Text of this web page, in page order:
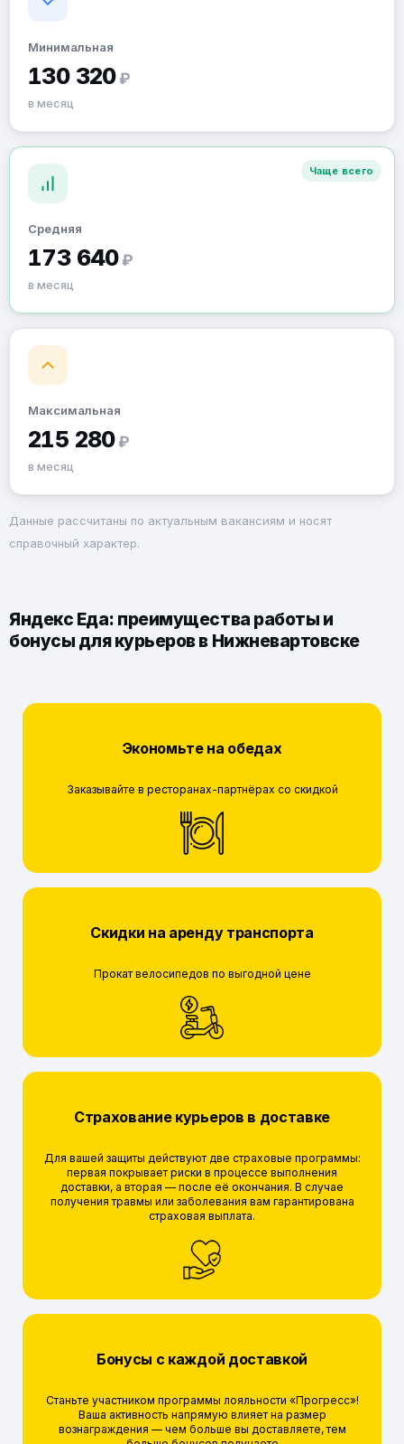
Минимальная
130 320 ₽
в месяц
Чаще всего
Средняя
173 640 ₽
в месяц
Максимальная
215 280 ₽
в месяц
Данные рассчитаны по актуальным вакансиям и носят
справочный характер.
Яндекс Еда: преимущества работы и
бонусы для курьеров в Нижневартовске
Экономьте на обедах
Заказывайте в ресторанах-партнёрах со скидкой
Скидки на аренду транспорта
Прокат велосипедов по выгодной цене
Страхование курьеров в доставке
Для вашей защиты действуют две страховые программы:
первая покрывает риски в процессе выполнения
доставки, а вторая — после её окончания. В случае
получения травмы или заболевания вам гарантирована
страховая выплата.
Бонусы с каждой доставкой
Станьте участником программы лояльности «Прогресс»!
Ваша активность напрямую влияет на размер
вознаграждения — чем больше вы доставляете, тем